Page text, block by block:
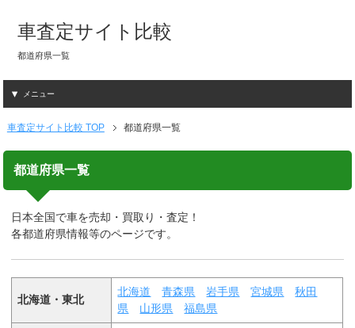
車査定サイト比較
都道府県一覧
メニュー
車査定サイト比較 TOP 都道府県一覧
都道府県一覧
日本全国で車を売却・買取り・査定！
各都道府県情報等のページです。
北海道・東北
北海道 青森県 岩手県 宮城県
秋田
県
山形県 福島県